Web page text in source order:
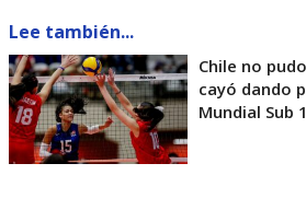
Lee también...
Chile no
cayó dando
Mundial Sub